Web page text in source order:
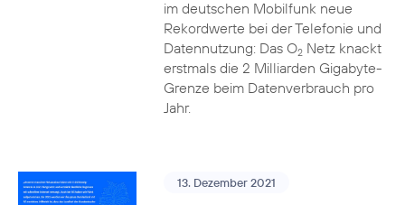
im deutschen Mobilfunk neue
Rekordwerte bei der Telefonie und
Datennutzung: Das O2Netz knackt
erstmals die 2 Milliarden Gigabyte-
Grenze beim Datenverbrauch pro
Jahr.
13. Dezember 2021